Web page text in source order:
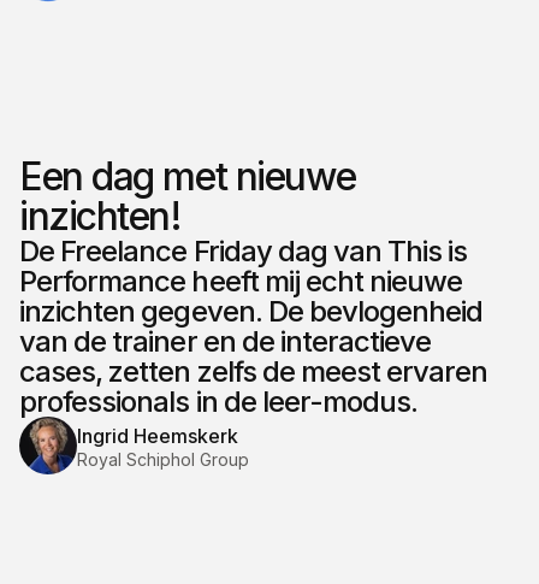
Een dag met nieuwe
inzichten!
De Freelance Friday dag van This is
Performance heeft mij echt nieuwe
inzichten gegeven. De bevlogenheid
van de trainer en de interactieve
cases, zetten zelfs de meest ervaren
professionals in de leer-modus.
Ingrid Heemskerk
Royal Schiphol Group